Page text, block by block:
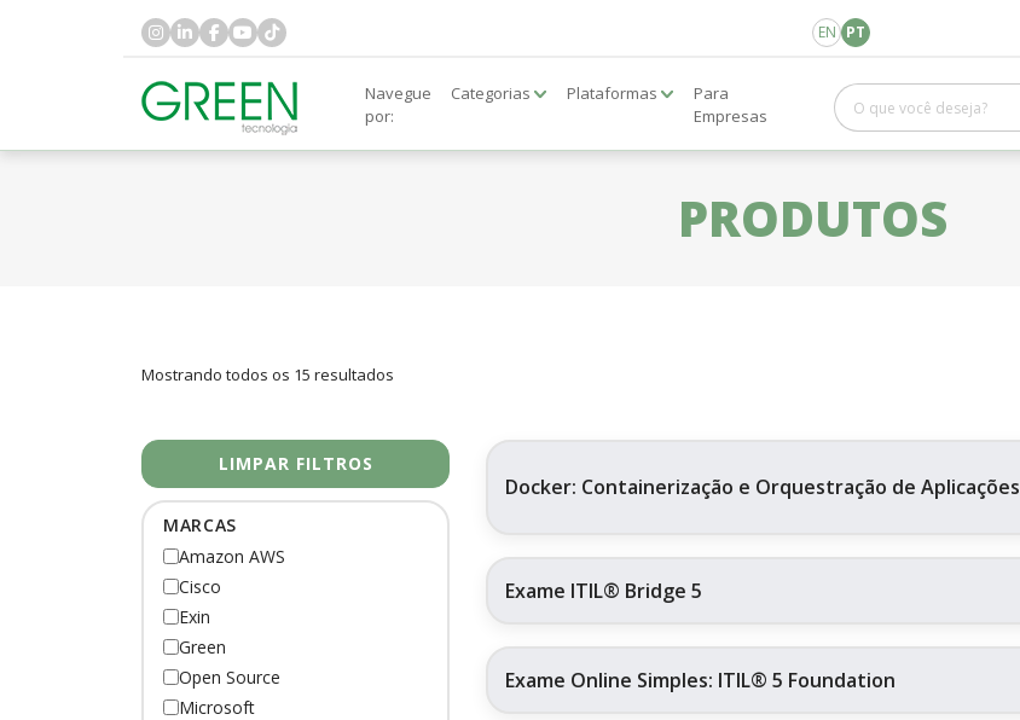
EN PT
Navegue
por:
Categorias Plataformas
Para
Empresas
PRODUTOS
Mostrando todos os 15 resultados
LIMPAR FILTROS
MARCAS
Amazon AWS
Cisco
Exin
Green
Open Source
Microsoft
Docker: Containerização e Orquestração de Aplicações
Exame ITIL® Bridge 5
Exame Online Simples: ITIL® 5 Foundation